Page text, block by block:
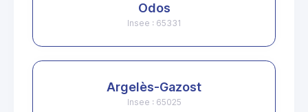
Odos
Insee : 65331
Argelès-Gazost
Insee : 65025